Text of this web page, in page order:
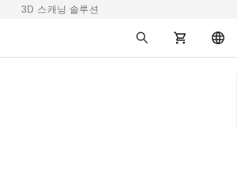
3D 스캐닝 솔루션